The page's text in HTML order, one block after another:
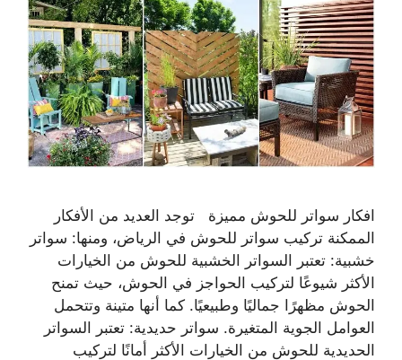
افكار سواتر للحوش مميزة توجد العديد من الأفكار
الممكنة تركيب سواتر للحوش في الرياض، ومنها: سواتر
خشبية: تعتبر السواتر الخشبية للحوش من الخيارات
الأكثر شيوعًا لتركيب الحواجز في الحوش، حيث تمنح
الحوش مظهرًا جماليًا وطبيعيًا. كما أنها متينة وتتحمل
العوامل الجوية المتغيرة. سواتر حديدية: تعتبر السواتر
الحديدية للحوش من الخيارات الأكثر أمانًا لتركيب